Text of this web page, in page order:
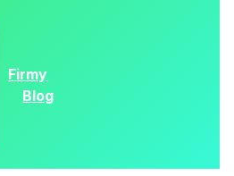
Firmy
Blog